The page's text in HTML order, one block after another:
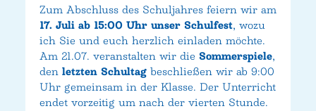
Zum Abschluss des Schuljahres feiern wir am
17. Juli ab 15:00 Uhr unser Schulfest, wozu
ich Sie und euch herzlich einladen möchte.
Am 21.07. veranstalten wir die Sommerspiele,
den letzten Schultag beschließen wir ab 9:00
Uhr gemeinsam in der Klasse. Der Unterricht
endet vorzeitig um nach der vierten Stunde.